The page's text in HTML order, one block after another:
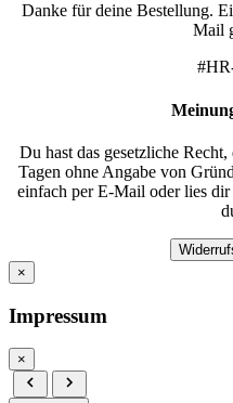
Danke für deine Bestellung.
Mail
Du hast das gesetzliche
Tagen ohne Angabe von
einfach per E-Mail oder lies
×
Impressum
×